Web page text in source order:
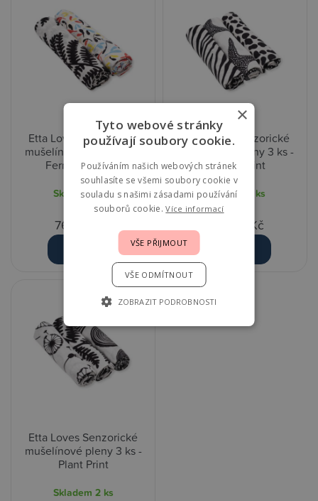
Etta Loves Senzorické
mušelínové pleny 2 ks -
Fern/Sycamore
Skladem3 ks
769,00 Kč
Etta Loves Senzorické
mušelínové pleny 3 ks -
Animal Print
Skladem 2 ks
869,00 Kč
Etta Loves Senzorické
mušelínové pleny 3 ks -
Plant Print
Skladem 2 ks
×
Tyto webové stránky
používají soubory cookie.
Používáním našich webových stránek
souhlasíte se všemi soubory cookie v
souladu s našimi zásadami používání
souborů cookie.Více informací
VŠE PŘIJMOUT
VŠE ODMÍTNOUT
ZOBRAZIT PODROBNOSTI